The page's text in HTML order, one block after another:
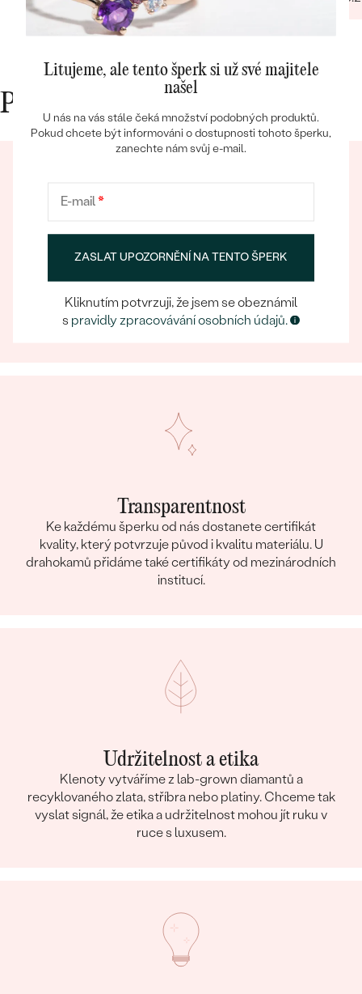
Bestsellery
Proč nakupovat v Eppi
na náš tým, který se postará o to, aby už samotný
výběr šperku byl eppickým zážitkem.
Transparentnost
Ke každému šperku od nás dostanete certifikát
kvality, který potvrzuje původ i kvalitu materiálu. U
drahokamů přidáme také certifikáty od mezinárodních
institucí.
Udržitelnost a etika
Klenoty vytváříme z lab-grown diamantů a
recyklovaného zlata, stříbra nebo platiny. Chceme tak
vyslat signál, že etika a udržitelnost mohou jít ruku v
ruce s luxusem.
Litujeme, ale tento šperk si už své majitele
našel
U nás na vás stále čeká množství podobných produktů.
Pokud chcete být informováni o dostupnosti tohoto šperku,
zanechte nám svůj e-mail.
E-mail*
ZASLAT UPOZORNĚNÍ NA TENTO ŠPERK
Kliknutím potvrzuji, že jsem se obeznámil
s pravidly zpracovávání osobních údajů.